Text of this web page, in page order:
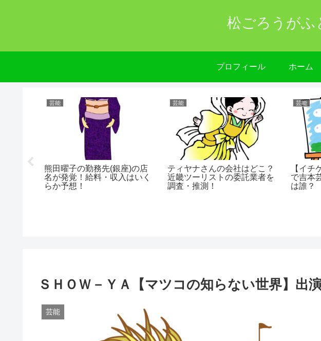
松ごろうがふ
プロフィール ホーム
芸能
熊田曜子の勤務先(銀座)の店
名が発覚！給料・収入はいく
らか予想！
芸能
ティヤナさんの会社はどこ？
近畿ツーリストの委託業者を
調査・推測！
芸能
【イチ
で吉本
は誰？
ＳＨＯＷ－ＹＡ【マツコの知らない世界】出
芸能